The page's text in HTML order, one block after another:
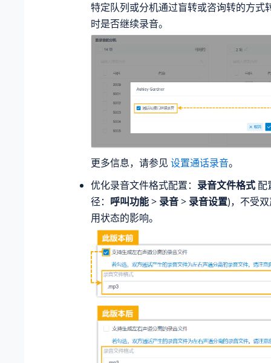
特定队列或分机通过盲转或咨询转的方式
时是否继续录音。
更多信息，请参见 设置通话录音。
优化录音文件格式配置： 录音文件格式 配
径： 呼叫功能> 录音> 录音设置)，不受
用状态的影响。